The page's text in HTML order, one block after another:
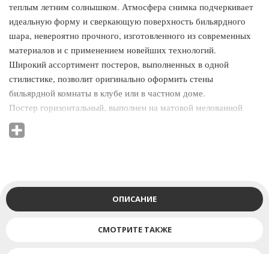
теплым летним солнышком. Атмосфера снимка подчеркивает
идеальную форму и сверкающую поверхность бильярдного
шара, невероятно прочного, изготовленного из современных
материалов и с применением новейших технологий.
Широкий ассортимент постеров, выполненных в одной
стилистике, позволит оригинально оформить стены
бильярдной комнаты в клубе или в частном доме.
Постер горизонтальный, выполнен на матовой мелованной
бумаге.
ОПИСАНИЕ
СМОТРИТЕ ТАКЖЕ